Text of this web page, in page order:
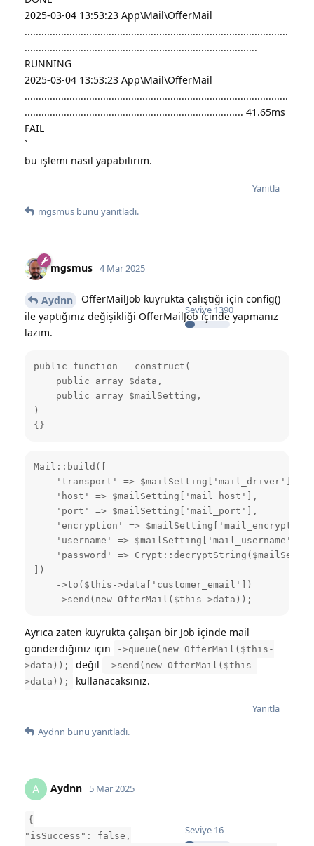
2025-03-04 13:53:23 App\Mail\OfferMail
..............................................................................................
...................................................................................
RUNNING
2025-03-04 13:53:23 App\Mail\OfferMail
..............................................................................................
.............................................................................. 41.65ms
FAIL
`
bu işlemi nasıl yapabilirim.
Yanıtla
mgsmus bunu yanıtladı.
mgsmus
Seviye 1390
4 Mar 2025
Aydnn
OfferMailJob kuyrukta çalıştığı için config()
ile yaptığınız değişikliği OfferMailJob içinde yapmanız
lazım.
public function __construct(
    public array $data,
    public array $mailSetting,
)
{}
Mail::build([
    'transport' => $mailSetting['mail_driver'],
    'host' => $mailSetting['mail_host'],
    'port' => $mailSetting['mail_port'],
'encryption' =>
    'username' => $mailSetting['mail_username'],
'password' =>
])
    ->to($this->data['customer_email'])
    ->send(new OfferMail($this->data));
Ayrıca zaten kuyrukta çalışan bir Job içinde mail
gönderdiğiniz için
->queue(new OfferMail($this-
>data));
değil
->send(new OfferMail($this-
>data));
kullanacaksınız.
Yanıtla
Aydnn bunu yanıtladı.
A Aydnn
Seviye 16
5 Mar 2025
{
"isSuccess": false,